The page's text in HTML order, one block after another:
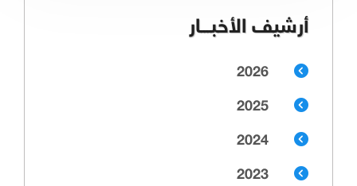
أرشيف الأخبـــار
2026
2025
2024
2023